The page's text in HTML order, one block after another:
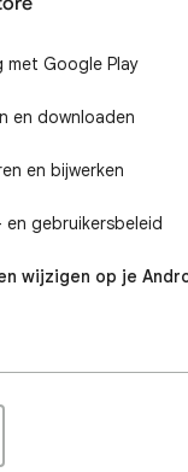
met Google Play
en downloaden
en bijwerken
en gebruikersbeleid
wijzigen op je